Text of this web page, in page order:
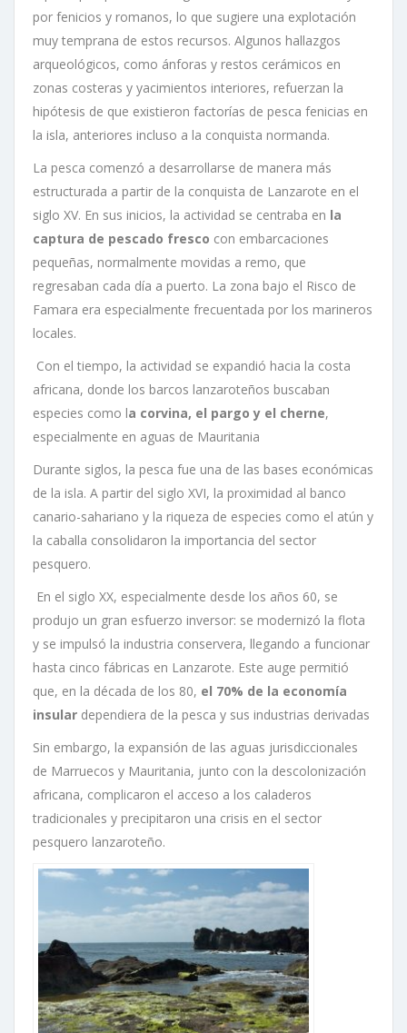
por fenicios y romanos, lo que sugiere una explotación
muy temprana de estos recursos. Algunos hallazgos
arqueológicos, como ánforas y restos cerámicos en
zonas costeras y yacimientos interiores, refuerzan la
hipótesis de que existieron factorías de pesca fenicias en
la isla, anteriores incluso a la conquista normanda.
La pesca comenzó a desarrollarse de manera más
estructurada a partir de la conquista de Lanzarote en el
siglo XV. En sus inicios, la actividad se centraba en la
captura de pescado fresco con embarcaciones
pequeñas, normalmente movidas a remo, que
regresaban cada día a puerto. La zona bajo el Risco de
Famara era especialmente frecuentada por los marineros
locales.
Con el tiempo, la actividad se expandió hacia la costa
africana, donde los barcos lanzaroteños buscaban
especies como la corvina, el pargo y el cherne,
especialmente en aguas de Mauritania
Durante siglos, la pesca fue una de las bases económicas
de la isla. A partir del siglo XVI, la proximidad al banco
canario-sahariano y la riqueza de especies como el atún y
la caballa consolidaron la importancia del sector
pesquero.
En el siglo XX, especialmente desde los años 60, se
produjo un gran esfuerzo inversor: se modernizó la flota
y se impulsó la industria conservera, llegando a funcionar
hasta cinco fábricas en Lanzarote. Este auge permitió
que, en la década de los 80, el 70% de la economía
insular dependiera de la pesca y sus industrias derivadas
Sin embargo, la expansión de las aguas jurisdiccionales
de Marruecos y Mauritania, junto con la descolonización
africana, complicaron el acceso a los caladeros
tradicionales y precipitaron una crisis en el sector
pesquero lanzaroteño.